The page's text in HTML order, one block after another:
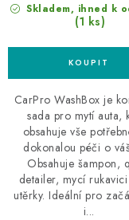
Skladem, ihned k
(1 ks)
CarPro WashBox je
sada pro mytí auta,
obsahuje vše
dokonalou péči o
Obsahuje šampon,
detailer, mycí
utěrky. Ideální pro
i...